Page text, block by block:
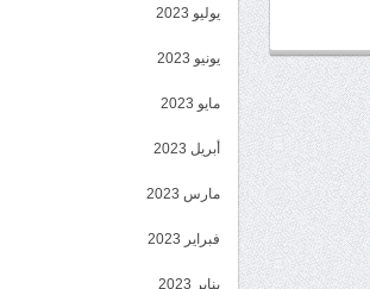
يوليو 2023
يونيو 2023
مايو 2023
أبريل 2023
مارس 2023
فبراير 2023
يناير 2023